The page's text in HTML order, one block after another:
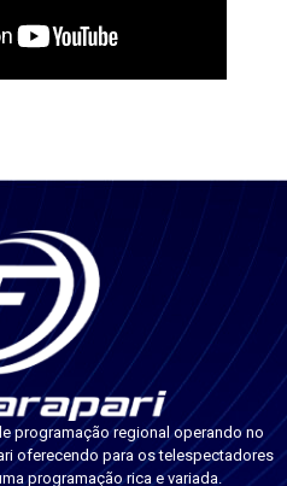
programação regional operando no
oferecendo para os telespectadores
programação rica e variada.